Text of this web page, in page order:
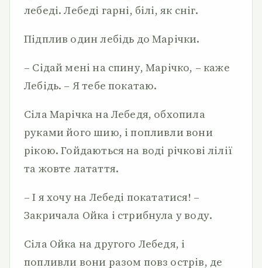
лебеді. Лебеді гарні, білі, як сніг.
Підплив один лебідь до Марічки.
– Сідай мені на спину, Марічко, – каже
Лебідь. – Я тебе покатаю.
Сіла Марічка на Лебедя, обхопила
руками його шию, і попливли вони
рікою. Гойдаються на воді річкові лілії
та жовте латаття.
– І я хочу на Лебеді покататися! –
Закричала Ойка і стрибнула у воду.
Сіла Ойка на другого Лебедя, і
попливли вони разом повз острів, де